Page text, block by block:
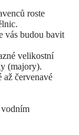
roste
vás budou bavit
velikostní
(majory).
červenavé
vodním